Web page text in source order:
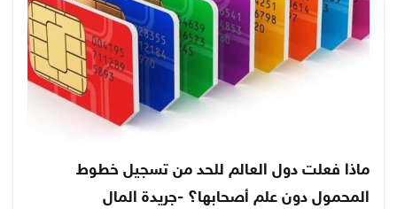
ماذا فعلت دول العالم للحد من تسجيل خطوط
المحمول دون علم أصحابها؟ -جريدة المال